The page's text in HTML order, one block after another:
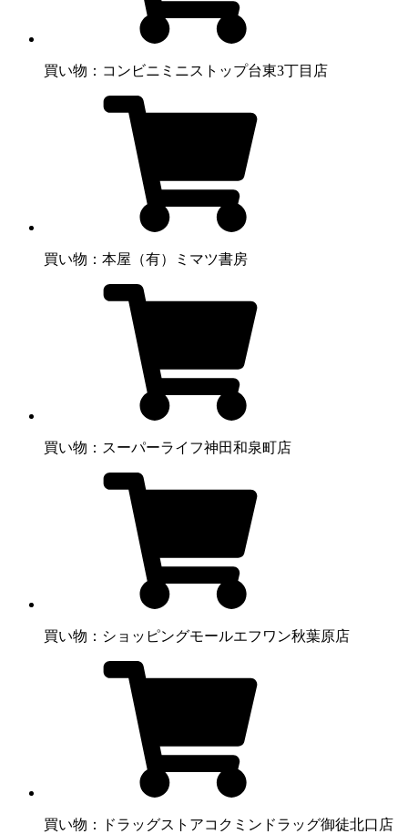
買い物：コンビニ ミニストップ台東3丁目店
買い物：本屋 （有）ミマツ書房
買い物：スーパーライフ神田和泉町店
買い物：ショッピングモールエフワン秋葉原店
買い物：ドラッグストアコクミンドラッグ御徒北口店